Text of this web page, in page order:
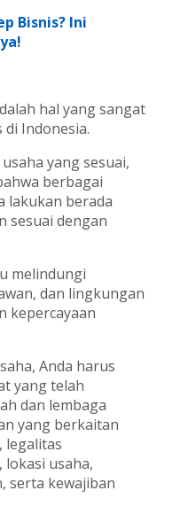
Bisnis? Ini
hal yang sangat
Indonesia.
yang sesuai,
berbagai
lakukan berada
sesuai dengan
melindungi
dan lingkungan
kepercayaan
Anda harus
yang telah
dan lembaga
yang berkaitan
legalitas
lokasi usaha,
serta kewajiban